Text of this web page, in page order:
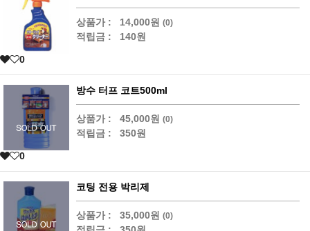
상품가 : 14,000원 (0)
적립금 : 140원
0
방수 터프 코트500ml
상품가 : 45,000원 (0)
적립금 : 350원
0
코팅 전용 박리제
상품가 : 35,000원 (0)